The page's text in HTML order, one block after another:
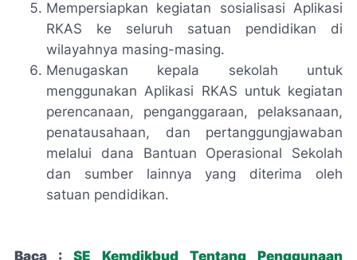
Mempersiapkan kegiatan sosialisasi Aplikasi
RKAS ke seluruh satuan pendidikan di
wilayahnya masing-masing.
Menugaskan kepala sekolah untuk
menggunakan Aplikasi RKAS untuk kegiatan
perencanaan, penganggaraan, pelaksanaan,
penatausahaan, dan pertanggungjawaban
melalui dana Bantuan Operasional Sekolah
dan sumber lainnya yang diterima oleh
satuan pendidikan.
Baca : SE Kemdikbud Tentang Penggunaan